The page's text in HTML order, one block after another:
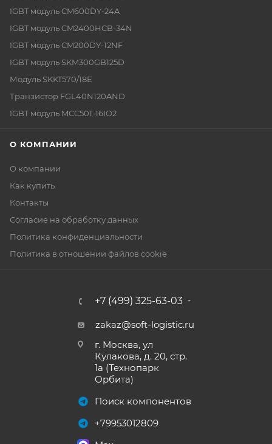
IGBT модуль CM600DY-24A
IGBT модуль CM2400HCB-34N
IGBT модуль CM200DY-12NF
IGBT модуль SKM300GB125D
Модуль SKKT570/18E
Транзистор FGL40N120AND
IGBT модуль MCC501-16IO2
О КОМПАНИИ
О компании
Как купить
Контакты
Согласие на обработку данных
Политика конфиденциальности
Политика в отношении файлов cookie
+7 (499) 325-63-03
zakaz@soft-logistic.ru
г. Москва, ул
Кулакова, д. 20, стр.
1а (Технопарк
Орбита)
Поиск компонентов
+79953012809